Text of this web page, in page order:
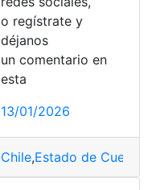
o regístrate y
déjanos
un comentario en
esta
13/01/2026
Chile,Estado de Cuenta